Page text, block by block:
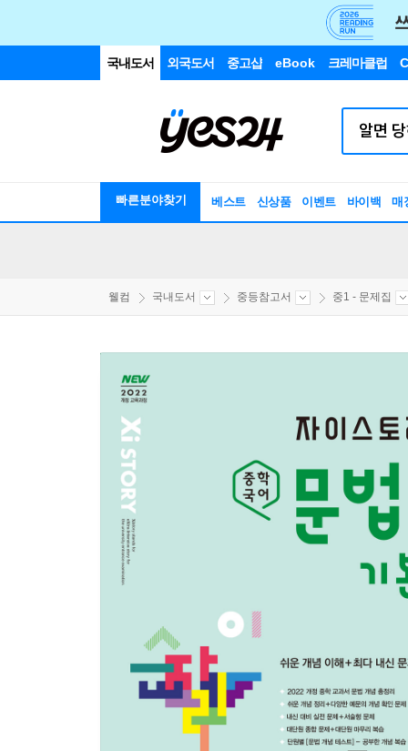
국내도서 외국도서 중고샵 eBook 크레마클럽
빠른분야찾기 베스트 신상품 이벤트 바이백 매
웰컴 국내도서 중등참고서 중1 - 문제집